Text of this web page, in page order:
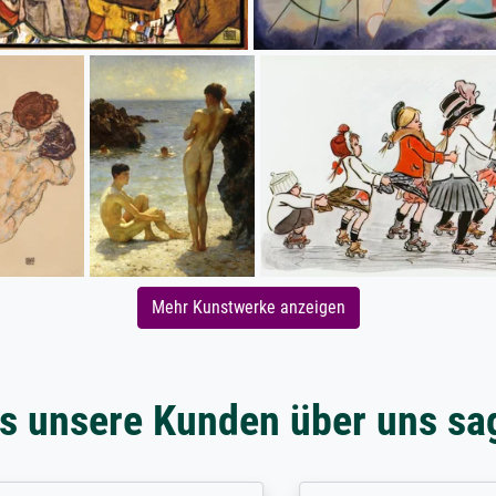
Mehr Kunstwerke anzeigen
unsere Kunden über uns